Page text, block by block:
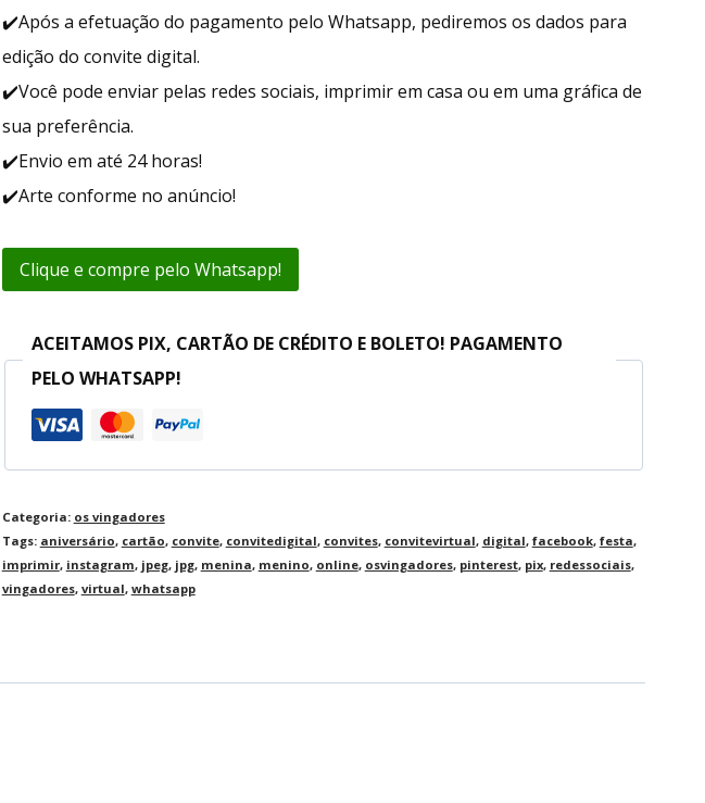
✔️Após a efetuação do pagamento pelo Whatsapp, pediremos os dados para
edição do convite digital.
✔️Você pode enviar pelas redes sociais, imprimir em casa ou em uma gráfica de
sua preferência.
✔️Envio em até 24 horas!
✔️Arte conforme no anúncio!
Clique e compre pelo Whatsapp!
ACEITAMOS PIX, CARTÃO DE CRÉDITO E BOLETO! PAGAMENTO
PELO WHATSAPP!
Categoria: os vingadores
Tags: aniversário, cartão, convite, convitedigital, convites, convitevirtual, digital, facebook, festa,
imprimir, instagram, jpeg, jpg, menina, menino, online, osvingadores, pinterest, pix, redessociais,
vingadores, virtual, whatsapp